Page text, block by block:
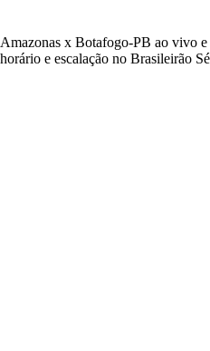
Amazonas x Botafogo-PB ao vivo e
horário e escalação no Brasileirão